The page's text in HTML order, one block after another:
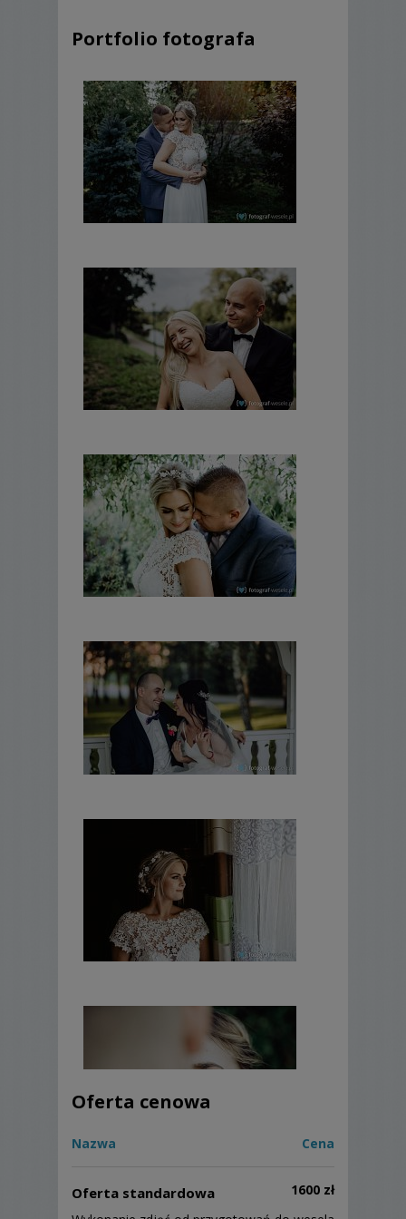
Mazowieckiego
Portfolio fotografa
Oferta cenowa
Nazwa Cena
Oferta standardowa
1600 zł